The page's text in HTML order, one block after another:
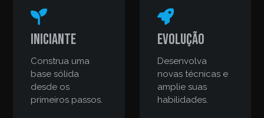
Iniciante
Construa uma
base sólida
desde os
primeiros passos.
Evolução
Desenvolva
novas técnicas e
amplie suas
habilidades.